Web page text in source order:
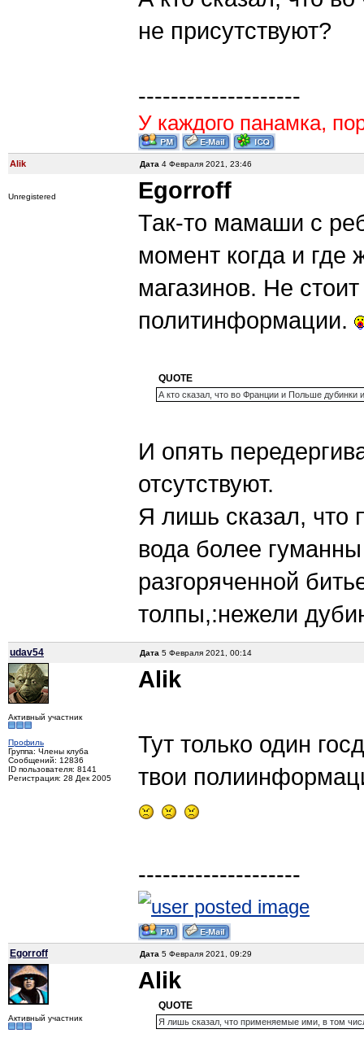
не присутствуют?
--------------------
У каждого панамка,
Alik Дата 4 Февраля 2021, 23:46
Unregistered
Egorroff
Так-то мамаши с
момент когда и где
магазинов. Не
политинформации.
QUOTE
А кто сказал, что во Франции и Польше дубинки
И опять
отсутствуют.
Я лишь сказал, что
вода более
разгоряченной
толпы,:нежели
udav54 Дата 5 Февраля 2021, 00:14
Активный участник
Профиль
Группа: Члены клуба
Сообщений: 12836
ID пользователя: 8141
Регистрация: 28 Дек 2005
Alik
Тут только один
твои
--------------------
Egorroff Дата 5 Февраля 2021, 09:29
Активный участник
Alik
QUOTE
Я лишь сказал, что применяемые ими, в том